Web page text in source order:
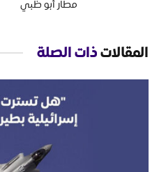
مطار أبو ظبي
المقالاتذات الصلة